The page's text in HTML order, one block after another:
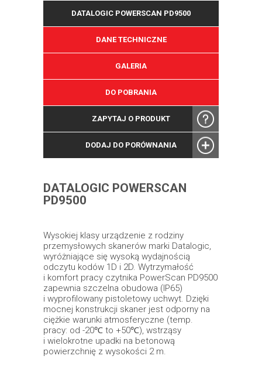
DATALOGIC POWERSCAN PD9500
DANE TECHNICZNE
GALERIA
DO POBRANIA
ZAPYTAJ O PRODUKT
DODAJ DO PORÓWNANIA
DATALOGIC POWERSCAN
PD9500
Wysokiej klasy urządzenie z rodziny
przemysłowych skanerów marki Datalogic,
wyróżniające się wysoką wydajnością
odczytu kodów 1D i 2D. Wytrzymałość
i komfort pracy czytnika PowerScan PD9500
zapewnia szczelna obudowa (IP65)
i wyprofilowany pistoletowy uchwyt. Dzięki
mocnej konstrukcji skaner jest odporny na
ciężkie warunki atmosferyczne (temp.
pracy: od -20℃ to +50℃), wstrząsy
i wielokrotne upadki na betonową
powierzchnię z wysokości 2 m.